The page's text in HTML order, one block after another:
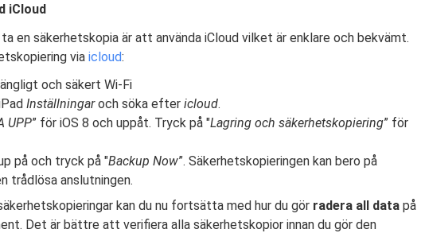
iCloud
en säkerhetskopia är att använda iCloud vilket är enklare och bekvämt.
via icloud:
och säkert Wi-Fi
Inställningaroch söka efter icloud.
UPP” för iOS 8 och uppåt. Tryck på "Lagring och säkerhetskopiering” för
på och tryck på "Backup Now”. Säkerhetskopieringen kan bero på
trådlösa anslutningen.
kan du nu fortsätta med hur du gör radera all data på
Det är bättre att verifiera alla säkerhetskopior innan du gör den